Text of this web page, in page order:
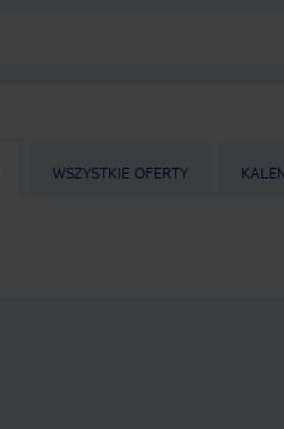
WSZYSTKIE OFERTY